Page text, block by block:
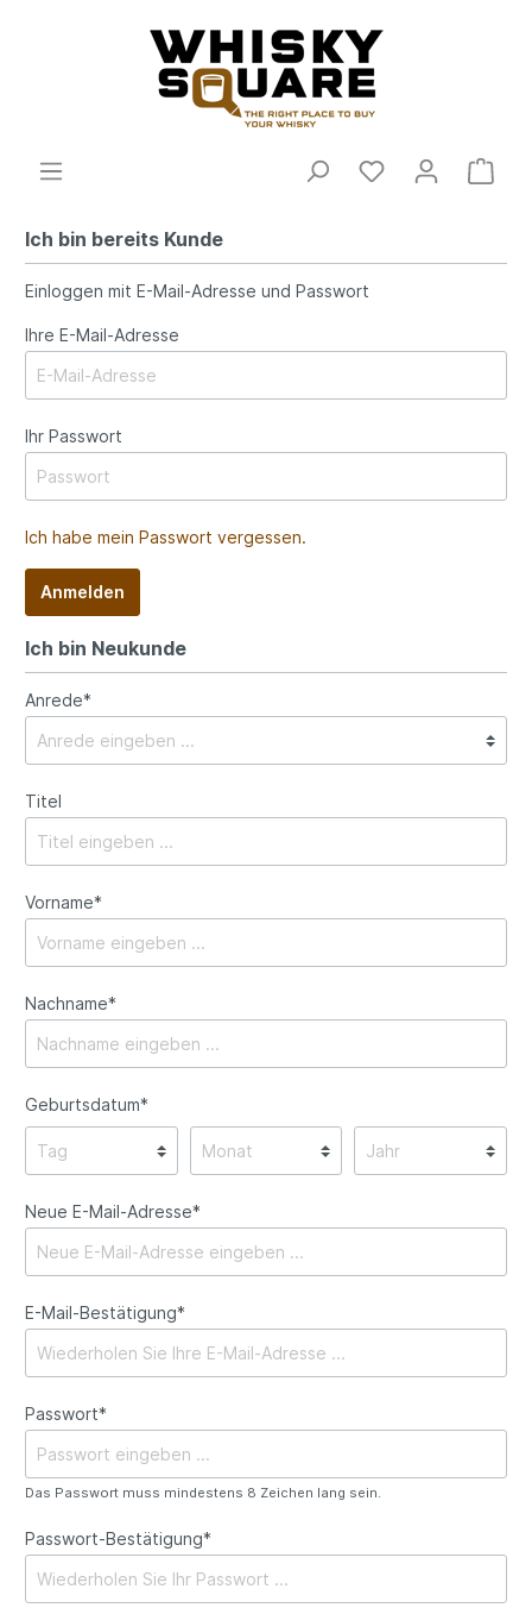
Ich bin bereits Kunde
Einloggen mit E-Mail-Adresse und Passwort
Ihre E-Mail-Adresse
Ihr Passwort
Ich habe mein Passwort vergessen.
Anmelden
Ich bin Neukunde
Anrede*
Titel
Vorname*
Nachname*
Geburtsdatum*
Neue E-Mail-Adresse*
E-Mail-Bestätigung*
Passwort*
Das Passwort muss mindestens 8 Zeichen lang sein.
Passwort-Bestätigung*